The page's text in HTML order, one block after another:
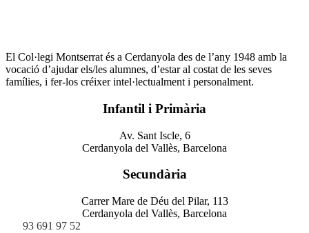
El Col·legi Montserrat és a Cerdanyola des de l’any 1948 amb la
vocació d’ajudar els/les alumnes, d’estar al costat de les seves
famílies, i fer-los créixer intel·lectualment i personalment.
Infantil i Primària
Av. Sant Iscle, 6
Cerdanyola del Vallès, Barcelona
Secundària
Carrer Mare de Déu del Pilar, 113
Cerdanyola del Vallès, Barcelona
93 691 97 52